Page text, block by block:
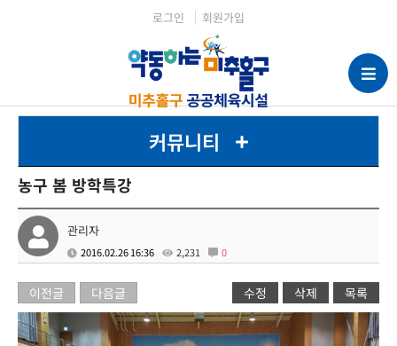
로그인 회원가입
커뮤니티
농구 봄 방학특강
관리자
2016.02.26 16:36 2,231 0
이전글 다음글 수정 삭제 목록